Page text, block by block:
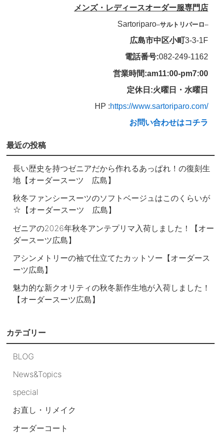
メンズ・レディースオーダー服専門店
Sartoriparo–サルトリパーロ–
広島市中区小町3-3-1F
電話番号:082-249-1162
営業時間:am11:00-pm7:00
定休日:火曜日・水曜日
HP :https://www.sartoriparo.com/
お問い合わせはコチラ
最近の投稿
長い歴史を持つゼニアだから作れるあっぱれ！の復刻生
地【オーダースーツ 広島】
秋冬ファンシースーツのソフトベージュはこのくらいが
☆【オーダースーツ 広島】
ゼニアの2026年秋冬アンテプリマ入荷しました！【オー
ダースーツ広島】
アシンメトリーの袖で仕立てたカットソー【オーダース
ーツ広島】
魅力的な新クオリティの秋冬新作生地が入荷しました！
【オーダースーツ広島】
カテゴリー
BLOG
News&Topics
special
お直し・リメイク
オーダーコート